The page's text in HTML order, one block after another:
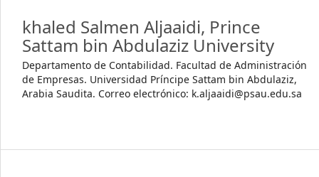
khaled Salmen Aljaaidi, Prince
Sattam bin Abdulaziz University
Departamento de Contabilidad. Facultad de Administración
de Empresas. Universidad Príncipe Sattam bin Abdulaziz,
Arabia Saudita. Correo electrónico: k.aljaaidi@psau.edu.sa